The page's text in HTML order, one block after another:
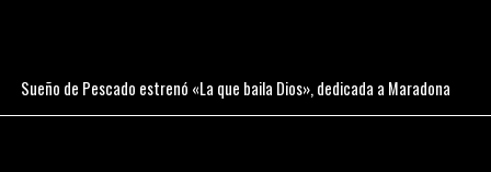
Sueño de Pescado estrenó «La que baila Dios», dedicada a Maradona